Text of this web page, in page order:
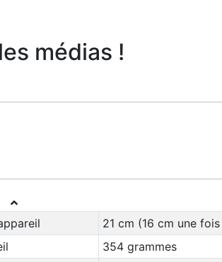
médias !
21 cm (16 cm une
354 grammes